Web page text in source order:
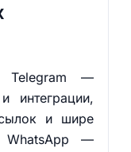
Telegram —
интеграции,
и шире
WhatsApp —